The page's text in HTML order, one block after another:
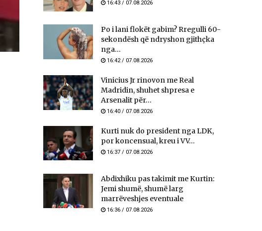
16:43 / 07.08.2026
Po i lani flokët gabim? Rregulli 60-
sekondësh që ndryshon gjithçka
nga...
16:42 / 07.08.2026
Vinicius Jr rinovon me Real
Madridin, shuhet shpresa e
Arsenalit për...
16:40 / 07.08.2026
Kurti nuk do president nga LDK,
por koncensual, kreu i VV...
16:37 / 07.08.2026
Abdixhiku pas takimit me Kurtin:
Jemi shumë, shumë larg
marrëveshjes eventuale
16:36 / 07.08.2026